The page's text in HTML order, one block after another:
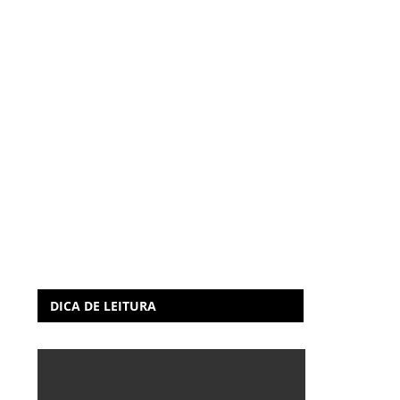
DICA DE LEITURA